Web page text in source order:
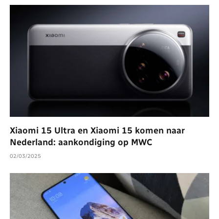
Xiaomi 15 Ultra en Xiaomi 15 komen naar
Nederland: aankondiging op MWC
02/03/2025